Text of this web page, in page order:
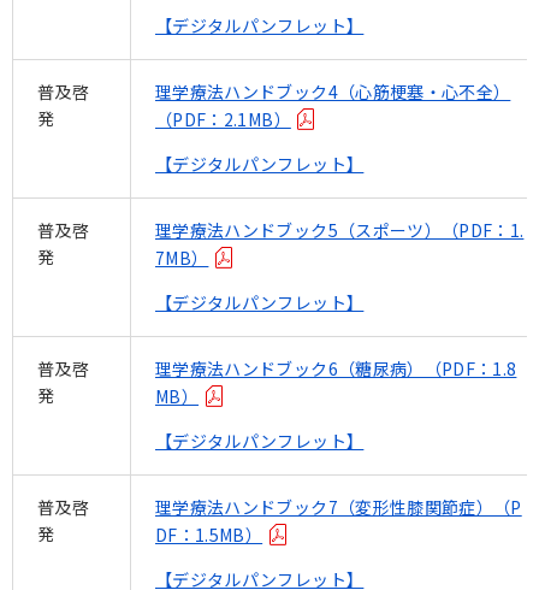
【デジタルパンフレット】
普及啓
発
理学療法ハンドブック4（心筋梗塞・心不全）
（PDF：2.1MB）
【デジタルパンフレット】
普及啓
発
理学療法ハンドブック5（スポーツ）（PDF：1.
7MB）
【デジタルパンフレット】
普及啓
発
理学療法ハンドブック6（糖尿病）（PDF：1.8
MB）
【デジタルパンフレット】
普及啓
発
理学療法ハンドブック7（変形性膝関節症）（P
DF：1.5MB）
【デジタルパンフレット】